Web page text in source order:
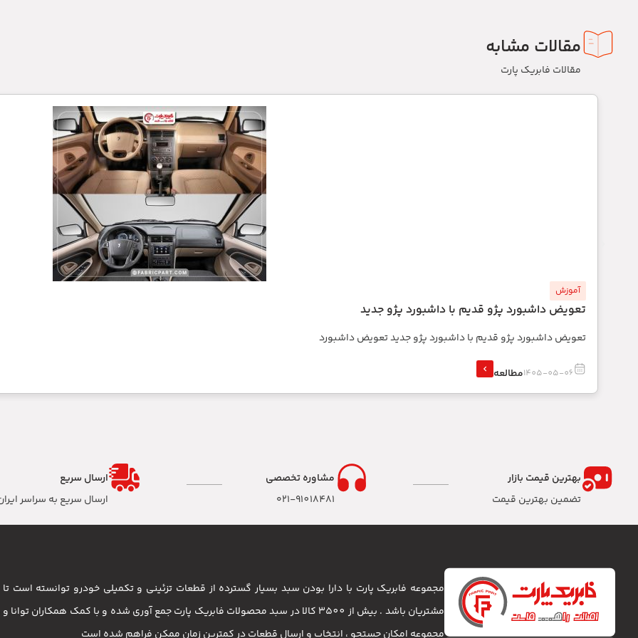
مقالات مشابه
مقالات فابریک پارت
آموزش
تعویض داشبورد پژو قدیم با داشبورد پژو جدید
تعویض داشبورد پژو قدیم با داشبورد پژو جدید تعویض داشبورد
1405-05-06مطالعه
بهترین قیمت بازار
تضمین بهترین قیمت
مشاوره تخصصی
۰۲۱-91018481
ارسال سریع
ارسال سریع به سراسر
مجموعه فابریک پارت با دارا بودن سبد بسیار گسترده از قطعات تزئینی و تکمیلی خودرو توانسته
مشتریان باشد . بیش از 3500 کالا در سبد محصولات فابریک پارت جمع آوری شده و با کمک همکاران
مجموعه امکان جستجو ، انتخاب و ارسال قطعات در کمترین زمان ممکن فراهم شده است